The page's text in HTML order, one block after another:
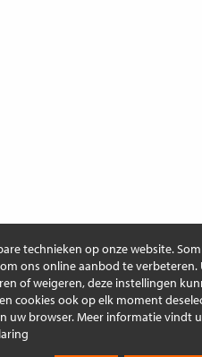
technieken op onze website.
ons online aanbod te verbeteren.
of weigeren, deze instellingen
cookies ook op elk moment
uw browser. Meer informatie vindt